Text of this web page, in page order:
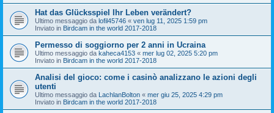
Hat das Glücksspiel Ihr Leben verändert?
Ultimo messaggio da lofil45746 « ven lug 11, 2025 1:59 pm
Inviato in Birdcam in the world 2017-2018
Permesso di soggiorno per 2 anni in Ucraina
Ultimo messaggio da kaheca4153 « mer lug 02, 2025 5:20 pm
Inviato in Birdcam in the world 2017-2018
Analisi del gioco: come i casinò analizzano le azioni degli
utenti
Ultimo messaggio da LachlanBolton « mer giu 25, 2025 4:29 pm
Inviato in Birdcam in the world 2017-2018